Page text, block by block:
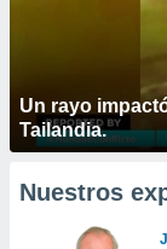
Un rayo
Tailandia.
Nuestros